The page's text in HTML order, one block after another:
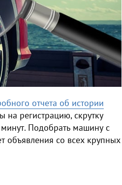
отчета об истории
на регистрацию, скрутку
минут. Подобрать машину с
объявления со всех крупных